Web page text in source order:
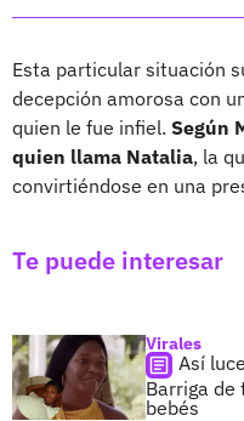
Esta particular situación
decepción amorosa con
quien le fue infiel. Según
quien llama Natalia, la
convirtiéndose en una
Te puede interesar
Virales
Así
Barriga de
bebés